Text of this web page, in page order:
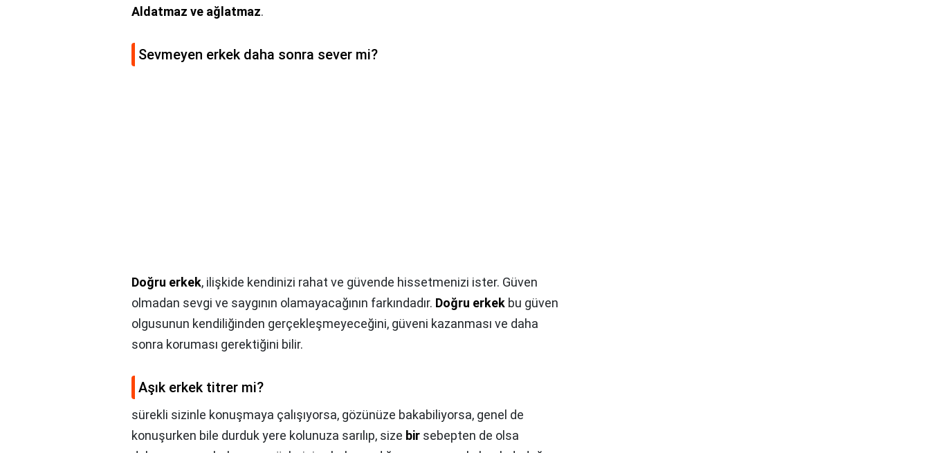
Aldatmaz ve ağlatmaz.
Sevmeyen erkek daha sonra sever mi?
Doğru erkek, ilişkide kendinizi rahat ve güvende hissetmenizi ister. Güven
olmadan sevgi ve saygının olamayacağının farkındadır. Doğru erkek bu güven
olgusunun kendiliğinden gerçekleşmeyeceğini, güveni kazanması ve daha
sonra koruması gerektiğini bilir.
Aşık erkek titrer mi?
sürekli sizinle konuşmaya çalışıyorsa, gözünüze bakabiliyorsa, genel de
konuşurken bile durduk yere kolunuza sarılıp, size bir sebepten de olsa